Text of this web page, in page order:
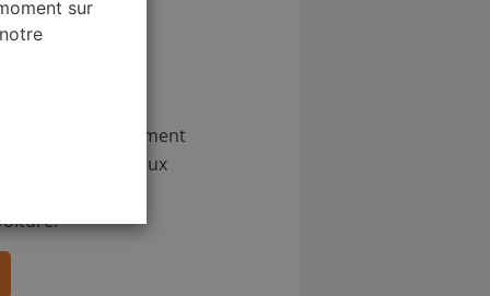
sur
e-mail. Plus
directement
d'une vente aux
De cette